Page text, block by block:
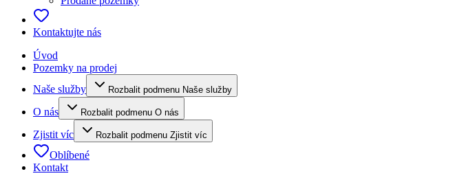
Kontaktujte nás
Úvod
Pozemky na prodej
Naše služby
Rozbalit podmenu Naše služby
O nás Rozbalit podmenu O nás
Zjistit víc Rozbalit podmenu Zjistit víc
Oblíbené
Kontakt